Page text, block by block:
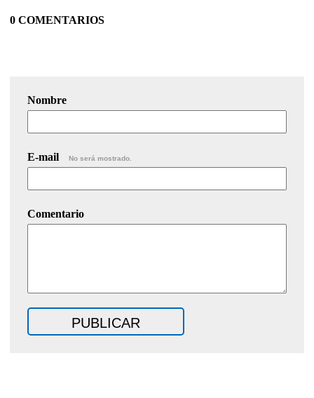
0 COMENTARIOS
Nombre
E-mail No será mostrado.
Comentario